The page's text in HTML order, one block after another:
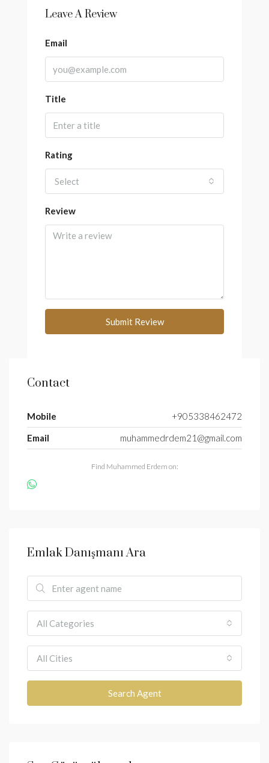
Leave A Review
Email
Title
Rating
Select
Review
Submit Review
Contact
Mobile
+905338462472
Email
muhammedrdem21@gmail.com
Find Muhammed Erdem on:
Emlak Danışmanı Ara
All Categories
All Cities
Search Agent